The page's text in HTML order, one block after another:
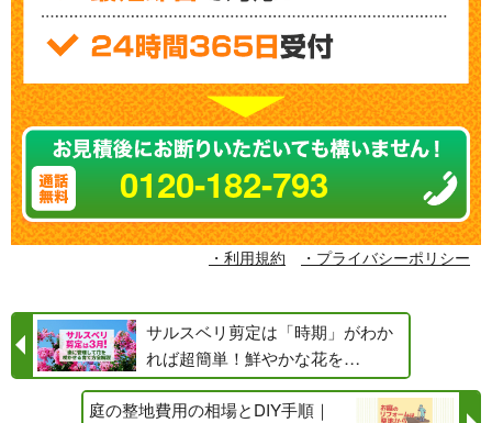
0120-182-793
・利用規約 ・プライバシーポリシー
サルスベリ剪定は「時期」がわか
れば超簡単！鮮やかな花を…
庭の整地費用の相場とDIY手順｜